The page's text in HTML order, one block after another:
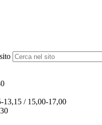
/ 15,00-17,00